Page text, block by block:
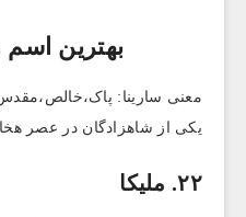
بهترین اسم
معنی سارینا:
یکی از شاهزادگان در عصر
۲۲. ملیکا